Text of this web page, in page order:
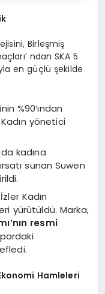
Birleşmiş
ndan SKA 5
en güçlü şekilde
%90’ından
yönetici
kadına
sunan Suwen
Kadın
yürütüldü. Marka,
resmi
Hamleleri